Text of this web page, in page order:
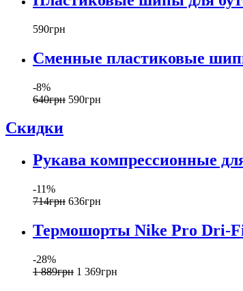
590грн
Сменные пластиковые
-8%
640грн 590грн
Скидки
Рукава компрессионные
-11%
714грн 636грн
Термошорты Nike Pro Dri-
-28%
1 889грн 1 369грн